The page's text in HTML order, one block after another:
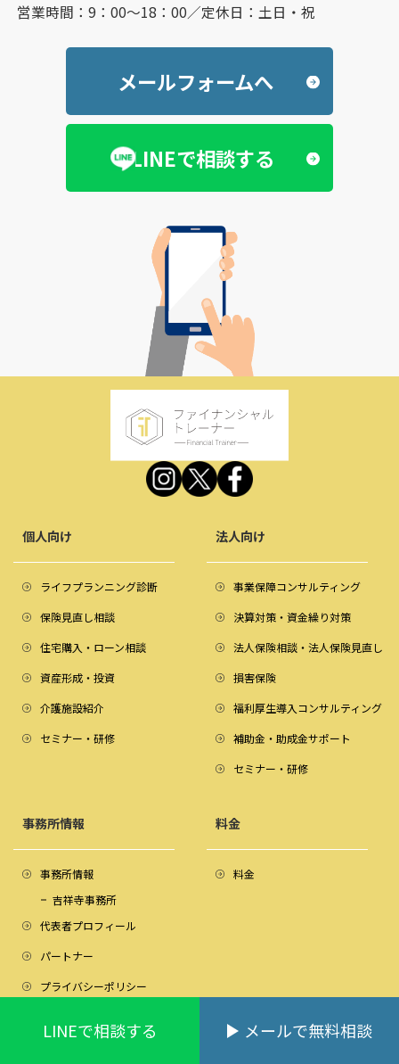
営業時間：9：00～18：00／定休日：土日・祝
メールフォームへ
LINEで相談する
個人向け
ライフプランニング診断
保険見直し相談
住宅購入・ローン相談
資産形成・投資
介護施設紹介
セミナー・研修
法人向け
事業保障コンサルティング
決算対策・資金繰り対策
法人保険相談・法人保険見直し
損害保険
福利厚生導入コンサルティング
補助金・助成金サポート
セミナー・研修
事務所情報
事務所情報
吉祥寺事務所
代表者プロフィール
パートナー
プライバシーポリシー
料金
料金
LINEで相談する メールで無料相談